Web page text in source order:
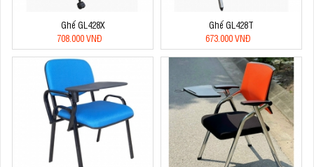
Ghế GL428X
708.000 VNĐ
Ghế GL428T
673.000 VNĐ